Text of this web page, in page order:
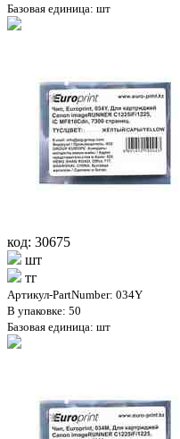
Базовая единица: шт
код: 30675
шт
тг
Артикул-PartNumber: 034Y
В упаковке: 50
Базовая единица: шт